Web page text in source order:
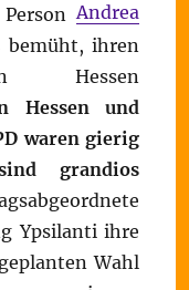
Andrea
bemüht, ihren
in Hessen
Hessen und
waren gierig
grandios
Ypsilanti ihre
Wahl